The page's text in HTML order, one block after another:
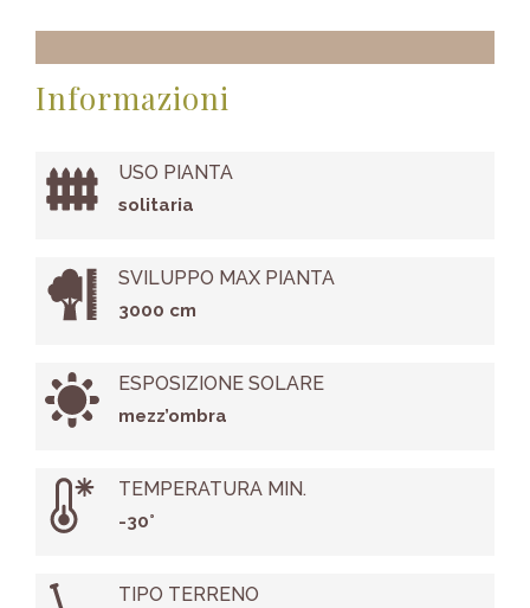
Informazioni
USO PIANTA
solitaria
SVILUPPO MAX PIANTA
3000 cm
ESPOSIZIONE SOLARE
mezz’ombra
TEMPERATURA MIN.
-30°
TIPO TERRENO